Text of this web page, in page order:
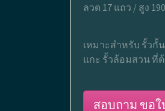
ลวด 17 แถว / สูง
เหมาะสำหรับ รั้วกั้
แกะ รั้วล้อมสวน ที่
สอบถาม ขอใ